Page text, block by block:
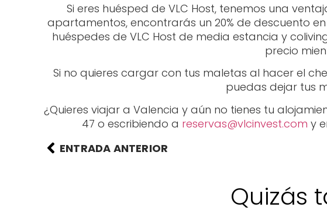
Si eres huésped de VLC Host, tenemos una
apartamentos, encontrarás un 20% de descuento
huéspedes de VLC Host de media estancia y
precio
Si no quieres cargar con tus maletas al hacer el
puedas dejar tus
¿Quieres viajar a Valencia y aún no tienes tu
47 o escribiendo a reservas@vlcinvest.com y
ENTRADA ANTERIOR
Quizás